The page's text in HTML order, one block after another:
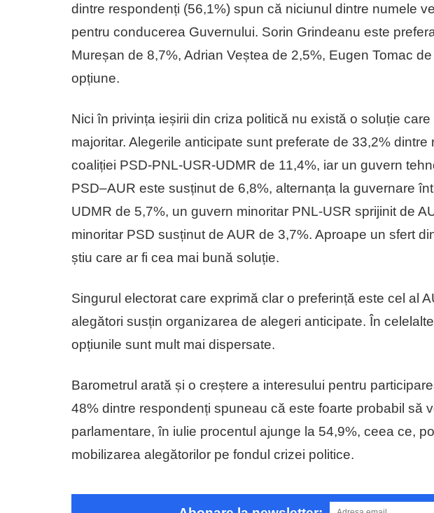
dintre respondenți (56,1%) spun că niciunul dintre numele
pentru conducerea Guvernului. Sorin Grindeanu este
Mureșan de 8,7%, Adrian Veștea de 2,5%, Eugen Tomac
opțiune.
Nici în privința ieșirii din criza politică nu există o soluție
majoritar. Alegerile anticipate sunt preferate de 33,2%
coaliției PSD-PNL-USR-UDMR de 11,4%, iar un guvern
PSD–AUR este susținut de 6,8%, alternanța la guvernare
UDMR de 5,7%, un guvern minoritar PNL-USR sprijinit de
minoritar PSD susținut de AUR de 3,7%. Aproape un sfert
știu care ar fi cea mai bună soluție.
Singurul electorat care exprimă clar o preferință este cel al
alegători susțin organizarea de alegeri anticipate. În
opțiunile sunt mult mai dispersate.
Barometrul arată și o creștere a interesului pentru
48% dintre respondenți spuneau că este foarte probabil să
parlamentare, în iulie procentul ajunge la 54,9%, ceea ce,
mobilizarea alegătorilor pe fondul crizei politice.